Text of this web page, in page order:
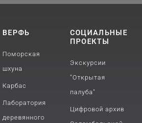
ВЕРФЬ
Поморская
шхуна
Карбас
Лаборатория
деревянного
СОЦИАЛЬНЫЕ
ПРОЕКТЫ
Экскурсии
"Открытая
палуба"
Цифровой архив